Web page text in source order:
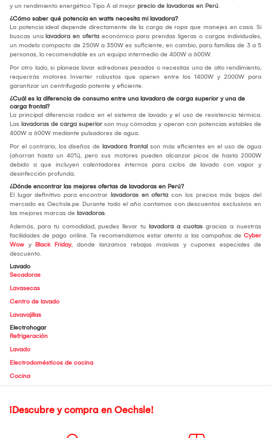
y un rendimiento energético Tipo A al mejor precio de lavadoras en Perú.
¿Cómo saber qué potencia en watts necesita mi lavadora?
La potencia ideal depende directamente de la carga de ropa que manejes en casa. Si
buscas una lavadora en oferta económica para prendas ligeras o cargas individuales,
un modelo compacto de 250W a 350W es suficiente; en cambio, para familias de 3 a 5
personas, lo recomendable es un equipo intermedio de 400W a 600W.
Por otro lado, si planeas lavar edredones pesados o necesitas una de alto rendimiento,
requerirás motores Inverter robustos que operen entre los 1400W y 2000W para
garantizar un centrifugado potente y eficiente.
¿Cuál es la diferencia de consumo entre una lavadora de carga superior y una de
carga frontal?
La principal diferencia radica en el sistema de lavado y el uso de resistencia térmica.
Las lavadoras de carga superior son muy cómodas y operan con potencias estables de
400W a 600W mediante pulsadores de agua.
Por el contrario, los diseños de lavadora frontal son más eficientes en el uso de agua
(ahorran hasta un 40%), pero sus motores pueden alcanzar picos de hasta 2000W
debido a que incluyen calentadores internos para ciclos de lavado con vapor y
desinfección profunda.
¿Dónde encontrar las mejores ofertas de lavadoras en Perú?
El lugar definitivo para encontrar lavadoras en oferta con los precios más bajos del
mercado es Oechsle.pe. Durante todo el año contamos con descuentos exclusivos en
las mejores marcas de lavadoras.
Además, para tu comodidad, puedes llevar tu lavadora a cuotas gracias a nuestras
facilidades de pago online. Te recomendamos estar atento a las campañas de Cyber
Wow y Black Friday, donde lanzamos rebajas masivas y cupones especiales de
descuento.
Lavado
Secadoras
Lavasecas
Centro de lavado
Lavavajillas
Electrohogar
Refrigeración
Lavado
Electrodomésticos de cocina
Cocina
¡Descubre y compra en Oechsle!